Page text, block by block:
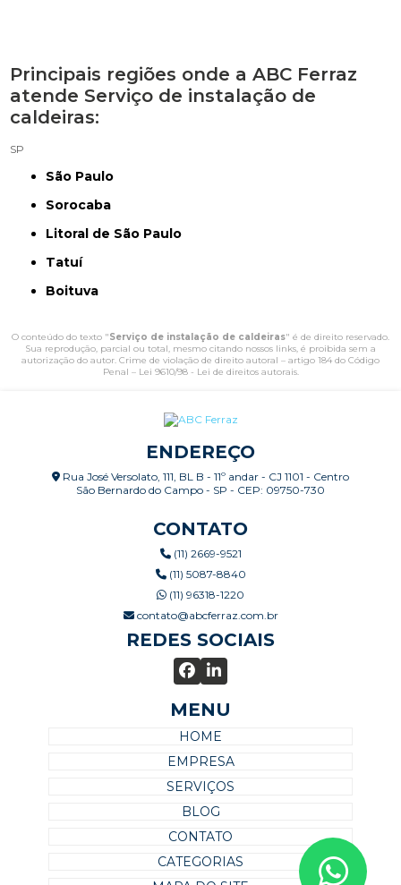
Principais regiões onde a ABC Ferraz
atende Serviço de instalação de
caldeiras:
SP
São Paulo
Sorocaba
Litoral de São Paulo
Tatuí
Boituva
O conteúdo do texto "Serviço de instalação de caldeiras" é de direito reservado.
Sua reprodução, parcial ou total, mesmo citando nossos links, é proibida sem a
autorização do autor. Crime de violação de direito autoral – artigo 184 do Código
Penal – Lei 9610/98 - Lei de direitos autorais.
ENDEREÇO
Rua José Versolato, 111, BL B - 11º andar - CJ 1101 - Centro
São Bernardo do Campo - SP - CEP: 09750-730
CONTATO
(11) 2669-9521
(11) 5087-8840
(11) 96318-1220
contato@abcferraz.com.br
REDES SOCIAIS
MENU
HOME
EMPRESA
SERVIÇOS
BLOG
CONTATO
CATEGORIAS